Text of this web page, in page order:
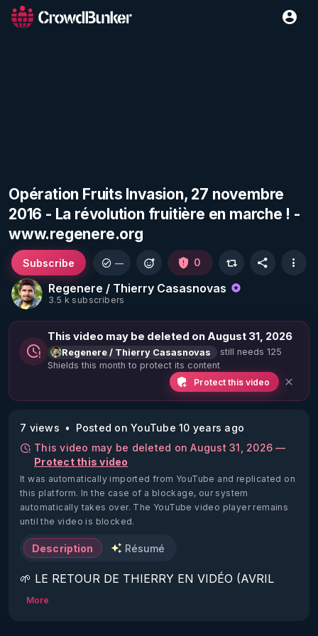
Opération Fruits Invasion, 27 novembre
2016 - La révolution fruitière en marche ! -
www.regenere.org
Regenere / Thierry Casasnovas
3.5 k subscribers
Subscribe — 0
This video may be deleted on August 31, 2026
Regenere / Thierry Casasnovas
still needs 125
Shields this month to protect its content
Protect this video
7 views
Posted on YouTube 10 years ago
This video may be deleted on August 31, 2026 —
Protect this video
It was automatically imported from YouTube and replicated on
this platform. In the case of a blockage, our system
automatically takes over. The YouTube video player remains
until the video is blocked.
Description Résumé
🌱 LE RETOUR DE THIERRY EN VIDÉO (AVRIL
2022)!
More